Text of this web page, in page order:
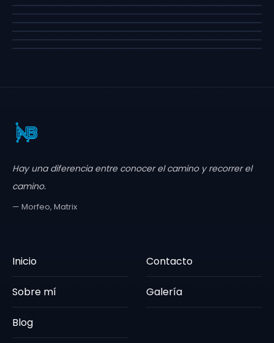
Hay una diferencia entre conocer el camino y recorrer el
camino.
— Morfeo, Matrix
Inicio
Sobre mí
Blog
Contacto
Galería